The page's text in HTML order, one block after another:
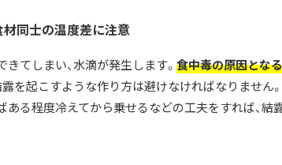
同士の温度差に注意
てしまい、水滴が発生します。 食中毒の原因とな
露を起こすような作り方は避けなければなりません
る程度冷えてから乗せるなどの工夫をすれば、結